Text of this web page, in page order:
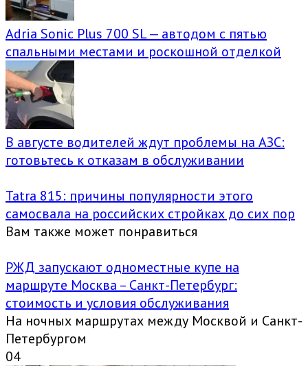
Adria Sonic Plus 700 SL — автодом с пятью
спальными местами и роскошной отделкой
В августе водителей ждут проблемы на АЗС:
готовьтесь к отказам в обслуживании
Tatra 815: причины популярности этого
самосвала на российских стройках до сих пор
Вам также может понравиться
РЖД запускают одноместные купе на
маршруте Москва – Санкт-Петербург:
стоимость и условия обслуживания
На ночных маршрутах между Москвой и Санкт-
Петербургом
04